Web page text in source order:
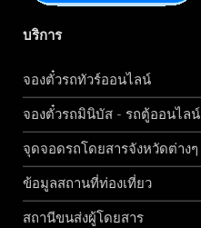
บริการ
จองตั๋วรถทัวร์ออนไลน์
จองตั๋วรถมินิบัส - รถตู้ออนไลน์
จุดจอดรถโดยสารจังหวัดต่างๆ
ข้อมูลสถานที่ท่องเที่ยว
สถานีขนส่งผู้โดยสาร